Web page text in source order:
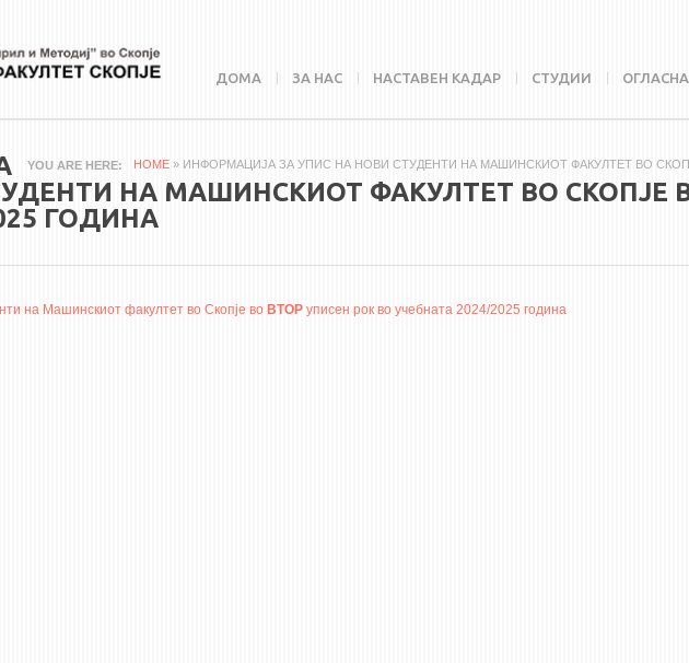
ДОМА ЗА НАС НАСТАВЕН КАДАР СТУДИИ
YOU ARE HERE HOME » ИНФОРМАЦИЈА ЗА УПИС НА НОВИ СТУДЕНТИ НА МАШИНСКИОТ ФАКУЛТЕТ ВО
НА МАШИНСКИОТ ФАКУЛТЕТ ВО СКОПЈЕ
ГОДИНА
на Машинскиот факултет во Скопје во ВТОР уписен рок во учебната 2024/2025 година